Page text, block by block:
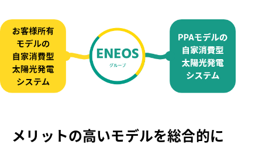
メリットの⾼いモデルを総合的に